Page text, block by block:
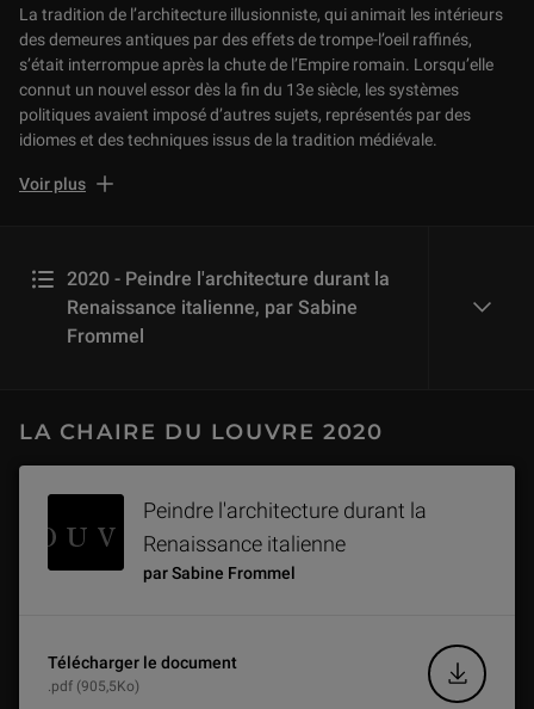
La tradition de l’architecture illusionniste, qui animait les intérieurs
des demeures antiques par des effets de trompe-l’oeil raffinés,
s’était interrompue après la chute de l’Empire romain. Lorsqu’elle
connut un nouvel essor dès la fin du 13e siècle, les systèmes
politiques avaient imposé d’autres sujets, représentés par des
idiomes et des techniques issus de la tradition médiévale.
Auditorium du Louvre, le 28/09/2020 à 18h30
Voir plus
2020 - Peindre l'architecture durant la
Renaissance italienne, par Sabine
Frommel
TEASER - Chaire du Louvre 2020 : Peindre l'architecture durant la Renaissance italienne
1 h 18 min
LA CHAIRE DU LOUVRE 2020
Peindre l'architecture durant la
Renaissance italienne
par Sabine Frommel
Télécharger le document
.pdf (905,5Ko)